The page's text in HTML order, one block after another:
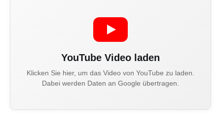
YouTube Video laden
Klicken Sie hier, um das Video von YouTube zu laden.
Dabei werden Daten an Google übertragen.